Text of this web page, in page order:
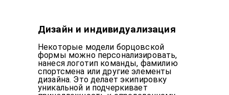
Дизайн и индивидуализация
Некоторые модели борцовской
формы можно персонализировать,
нанеся логотип команды, фамилию
спортсмена или другие элементы
дизайна. Это делает экипировку
уникальной и подчеркивает